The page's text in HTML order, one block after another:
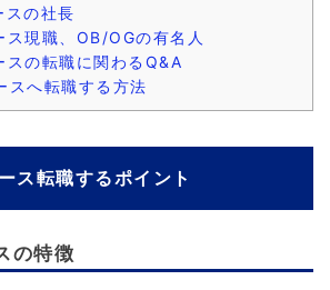
スの社長
ス現職、OB/OGの有名人
スの転職に関わるQ&A
スへ転職する方法
ス転職するポイント
の特徴